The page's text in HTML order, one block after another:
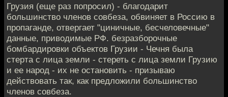
Грузия (еще раз попросил) - благодарит
большинство членов совбеза, обвиняет в Россию в
пропаганде, отвергает "циничные, бесчеловечные"
данные, приводимые РФ. безразборочные
бомбардировки объектов Грузии - Чечня была
стерта с лица земли - стереть с лица земли Грузию
и ее народ - их не остановить - призываю
действовать так, как предложили большинство
членов совбеза.